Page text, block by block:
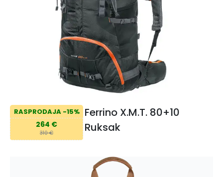
RASPRODAJA -15%
264 €
310 €
Ferrino X.M.T. 80+10
Ruksak